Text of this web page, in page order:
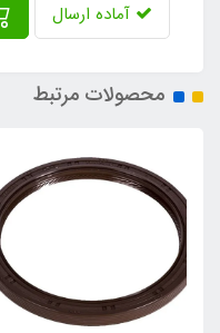
آماده ارسال
محصولات مرتبط